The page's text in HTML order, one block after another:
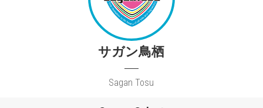
サガン鳥栖
Sagan Tosu